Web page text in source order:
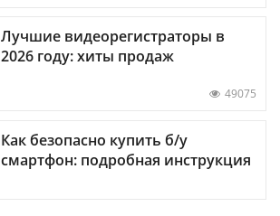
Лучшие видеорегистраторы в
2026 году: хиты продаж
49075
Как безопасно купить б/у
смартфон: подробная инструкция